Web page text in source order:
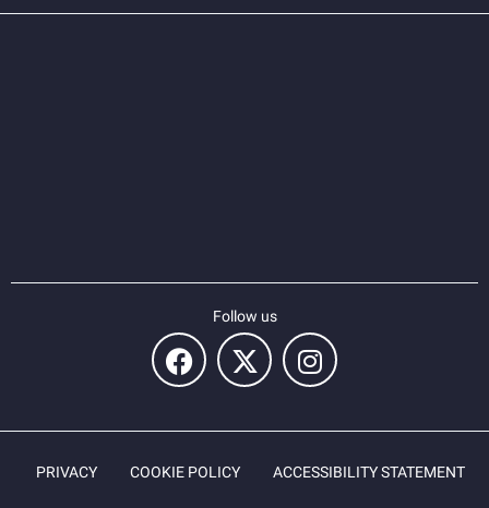
Follow us
PRIVACY COOKIE POLICY ACCESSIBILITY STATEMENT